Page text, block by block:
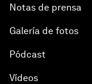
Notas de prensa
Galería de fotos
Pódcast
Vídeos